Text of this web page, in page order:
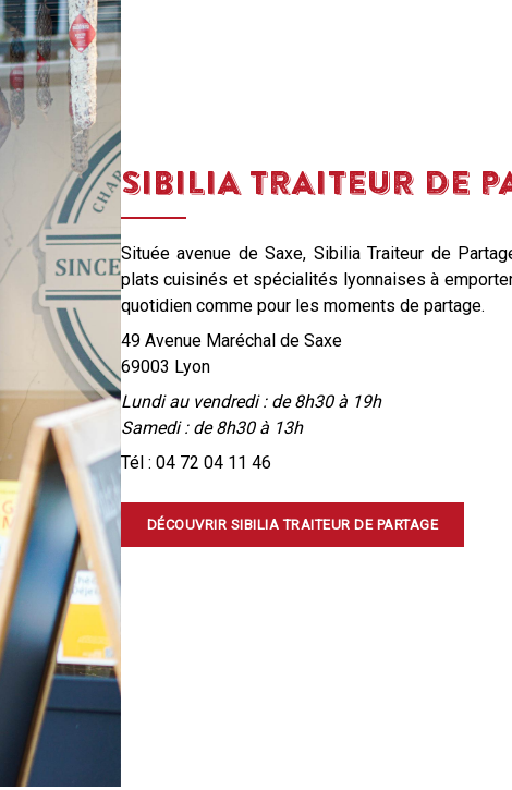
SIBILIA TRAITEUR DE
Située avenue de Saxe, Sibilia Traiteur de
plats cuisinés et spécialités lyonnaises à
quotidien comme pour les moments de partage.
49 Avenue Maréchal de Saxe
69003 Lyon
Lundi au vendredi : de 8h30 à 19h
Samedi : de 8h30 à 13h
Tél : 04 72 04 11 46
DÉCOUVRIR SIBILIA TRAITEUR DE PARTAGE